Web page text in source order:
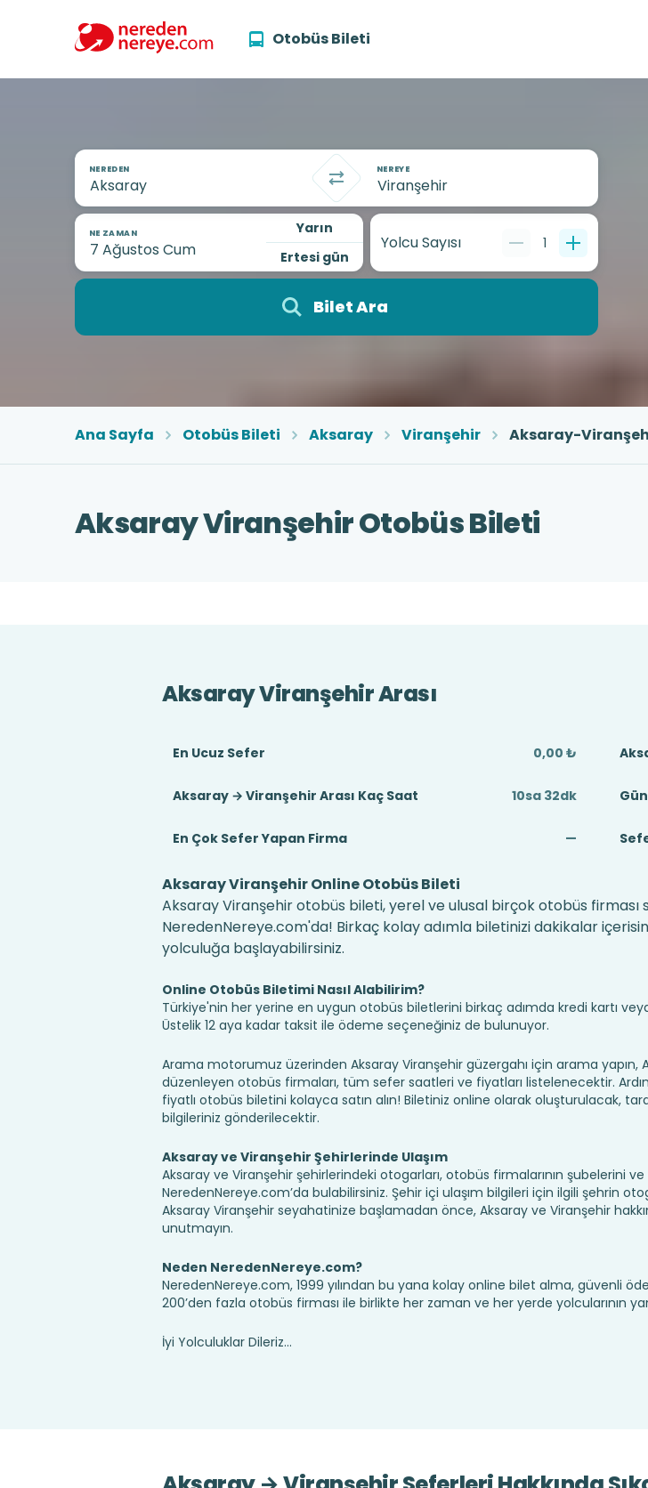
Otobüs Bileti
NEREDEN NEREYE
NE ZAMAN
Yarın
Ertesi gün
Yolcu Sayısı 1
Bilet Ara
Ana Sayfa Otobüs Bileti Aksaray Viranşehir Aksaray-
Aksaray Viranşehir Otobüs Bileti
Aksaray Viranşehir Arası
En Ucuz Sefer 0,00 ₺
Aksaray → Viranşehir Arası Kaç Saat 10sa 32dk
En Çok Sefer Yapan Firma —
Aksaray Viranşehir Online Otobüs Bileti
Aksaray Viranşehir otobüs bileti, yerel ve ulusal birçok otobüs
NeredenNereye.com'da! Birkaç kolay adımla biletinizi dakikalar
yolculuğa başlayabilirsiniz.
Online Otobüs Biletimi Nasıl Alabilirim?
Türkiye'nin her yerine en uygun otobüs biletlerini birkaç adımda kredi kartı
Üstelik 12 aya kadar taksit ile ödeme seçeneğiniz de bulunuyor.
Arama motorumuz üzerinden Aksaray Viranşehir güzergahı için arama yapın,
düzenleyen otobüs firmaları, tüm sefer saatleri ve fiyatları listelenecektir.
fiyatlı otobüs biletini kolayca satın alın! Biletiniz online olarak oluşturulacak,
bilgileriniz gönderilecektir.
Aksaray ve Viranşehir Şehirlerinde Ulaşım
Aksaray ve Viranşehir şehirlerindeki otogarları, otobüs firmalarının şubelerini ve
NeredenNereye.com’da bulabilirsiniz. Şehir içi ulaşım bilgileri için ilgili şehrin
Aksaray Viranşehir seyahatinize başlamadan önce, Aksaray ve Viranşehir
unutmayın.
Neden NeredenNereye.com?
NeredenNereye.com, 1999 yılından bu yana kolay online bilet alma, güvenli
200’den fazla otobüs firması ile birlikte her zaman ve her yerde yolcularının
İyi Yolculuklar Dileriz...